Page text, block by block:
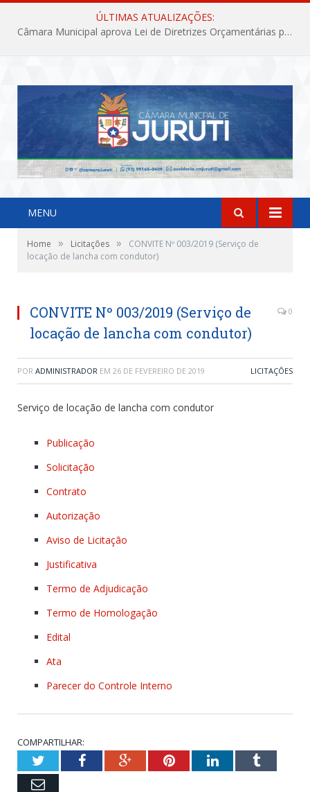
ÚLTIMAS ATUALIZAÇÕES:
Câmara Municipal aprova Lei de Diretrizes Orçamentárias para o exercício financeiro de 2027
MENU
Home » Licitações »
CONVITE Nº 003/2019 (Serviço de
locação de lancha com condutor)
CONVITE Nº 003/2019 (Serviço de
locação de lancha com condutor)
0
POR ADMINISTRADOR EM 26 DE FEVEREIRO DE 2019 LICITAÇÕES
Serviço de locação de lancha com condutor
Publicação
Solicitação
Contrato
Autorização
Aviso de Licitação
Justificativa
Termo de Adjudicação
Termo de Homologação
Edital
Ata
Parecer do Controle Interno
COMPARTILHAR:
TwitterFacebookGoogle+PinterestLinkedInTumblr
Email